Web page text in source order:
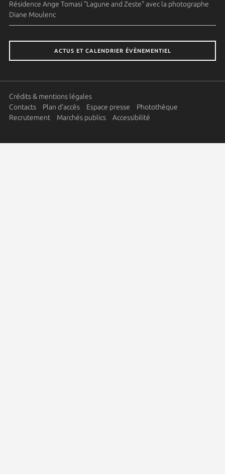
Résidence Ange Tomasi "Lagune and Zeste" avec la photographe
Diane Moulenc
ACTUS ET CALENDRIER ÉVÈNEMENTIEL
Crédits & mentions légales
Contacts
Plan d'accès Espace presse
Photothèque
Recrutement
Marchés publics Accessibilité